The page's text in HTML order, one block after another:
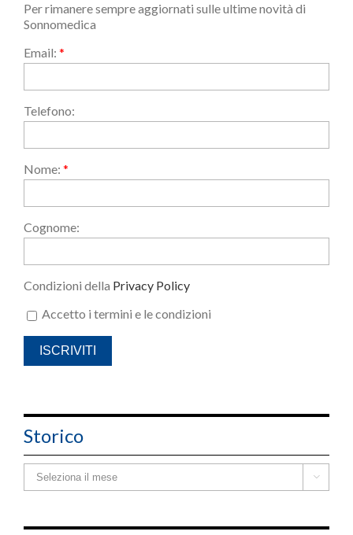
Per rimanere sempre aggiornati sulle ultime novità di
Sonnomedica
Email: *
Telefono:
Nome: *
Cognome:
Condizioni della Privacy Policy
Accetto i termini e le condizioni
Storico
Storico 